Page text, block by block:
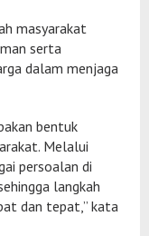
masyarakat
serta
dalam menjaga
bentuk
Melalui
persoalan di
langkah
dan tepat,” kata